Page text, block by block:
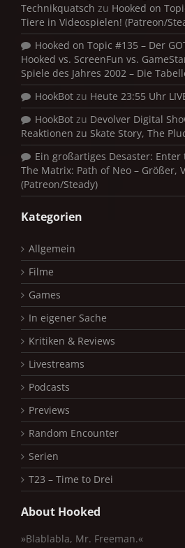
Technikquatsch zu Hooked on
Tiere in Videospielen! (Patreon/
Hooked on Topic #135 – Der
Hooked vs. ScreenFun vs.
Spiele des Jahres 2002 – Die
HookBot zu Heute 23:55 Uhr
HookBot zu Devolver Digital
Reaktionen zu Skate Story, The
Ein großartiges Desaster:
The Matrix: Path of Neo – Größer,
(Patreon/Steady)
Kategorien
Allgemein
Filme
Games
In eigener Sache
Kritiken & Reviews
Livestreams
Podcasts
Previews
Random Encounter
Serien
T23 – Time to Drei
About Hooked
»Blablabla, Mr. Freeman.«